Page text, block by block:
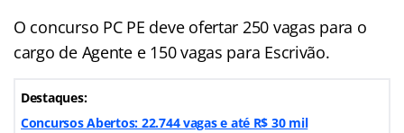
O concurso PC PE deve ofertar 250 vagas para o
cargo de Agente e 150 vagas para Escrivão.
Destaques:
Concursos Abertos: 22.744 vagas e até R$ 30 mil